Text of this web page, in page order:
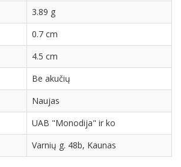
3.89 g
0.7 cm
4.5 cm
Be akučių
Naujas
UAB "Monodija" ir ko
Varnių g. 48b, Kaunas